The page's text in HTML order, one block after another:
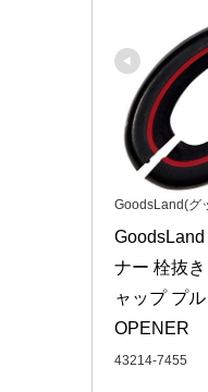
GoodsLand(グ
ナー 栓抜
ャップ プ
OPENER
43214-7455